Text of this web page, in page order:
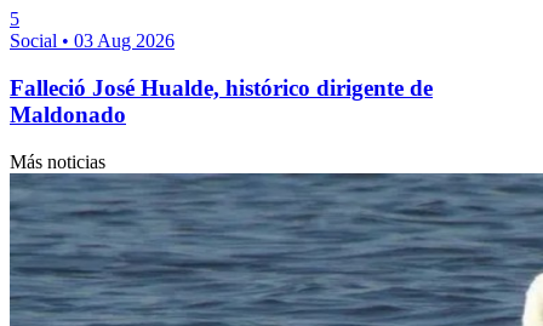
5
Social • 03 Aug 2026
Falleció José Hualde, histórico dirigente de
Maldonado
Más noticias